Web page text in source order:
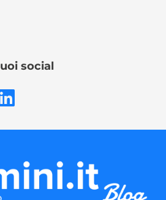
social